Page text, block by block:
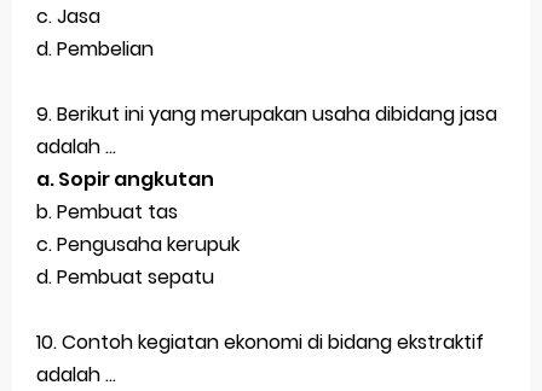
c. Jasa
d. Pembelian
9. Berikut ini yang merupakan usaha dibidang jasa
adalah ...
a. Sopir angkutan
b. Pembuat tas
c. Pengusaha kerupuk
d. Pembuat sepatu
10. Contoh kegiatan ekonomi di bidang ekstraktif
adalah ...